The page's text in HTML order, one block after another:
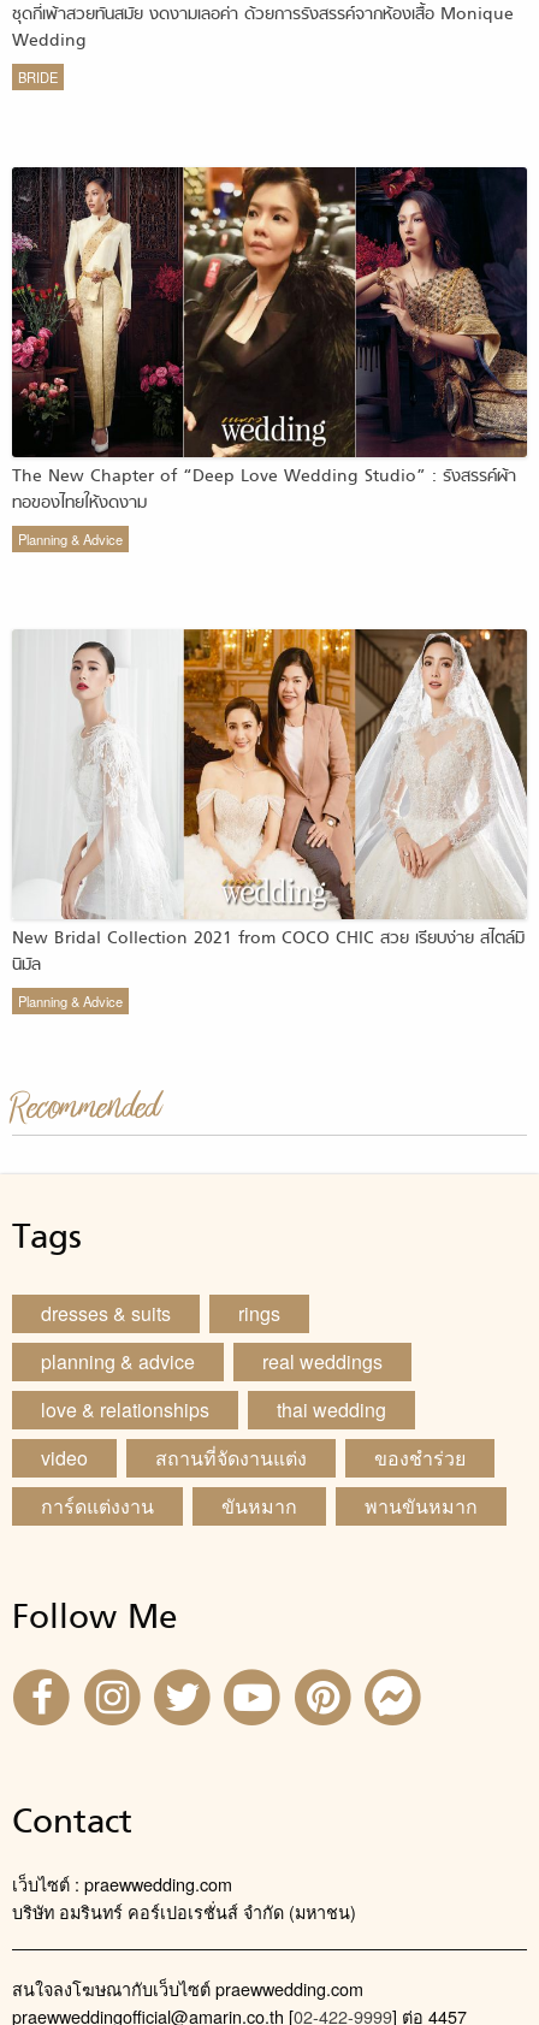
ชุดกี่เพ้าสวยทันสมัย งดงามเลอค่า ด้วยการรังสรรค์จากห้องเสื้อ Monique
Wedding
BRIDE
The New Chapter of “Deep Love Wedding Studio” : รังสรรค์ผ้า
ทอของไทยให้งดงาม
Planning & Advice
New Bridal Collection 2021 from COCO CHIC สวย เรียบง่าย สไตล์มิ
นิมัล
Planning & Advice
Recommended
Tags
dresses & suits
rings
planning & advice
real weddings
love & relationships
thai wedding
video
สถานที่จัดงานแต่ง
ของชำร่วย
การ์ดแต่งงาน
ขันหมาก พานขันหมาก
Follow Me
Contact
เว็บไซต์ : praewwedding.com
บริษัท อมรินทร์ คอร์เปอเรชั่นส์ จำกัด (มหาชน)
สนใจลงโฆษณากับเว็บไซต์ praewwedding.com
praewweddingofficial@amarin.co.th [02-422-9999] ต่อ 4457